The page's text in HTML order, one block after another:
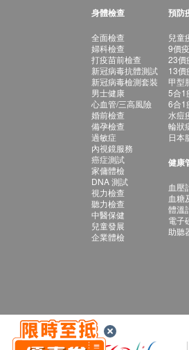
身體檢查
全面檢查
婦科檢查
打疫苗前檢查
新冠病毒抗體測試
新冠病毒檢測套裝
男士健康
心血管/三高風險
婚前檢查
備孕檢查
過敏症
內視鏡服務
癌症測試
家傭體檢
DNA 測試
視力檢查
聽力檢查
中醫保健
兒童發展
企業體檢
預防
兒童
9價
23價
13價
甲型
5合1
6合1
水痘
輪狀
日本
健康
血壓
血糖
體溫
電子
助聽